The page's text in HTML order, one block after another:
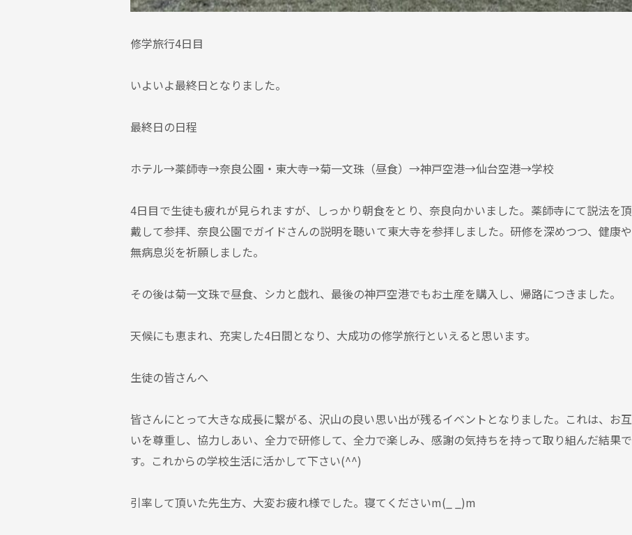
修学旅行4日目
いよいよ最終日となりました。
最終日の日程
ホテル→薬師寺→奈良公園・東大寺→菊一文珠（昼食）→神戸空港→仙台空港→学校
4日目で生徒も疲れが見られますが、しっかり朝食をとり、奈良向かいました。薬師寺にて説法を頂
戴して参拝、奈良公園でガイドさんの説明を聴いて東大寺を参拝しました。研修を深めつつ、健康や
無病息災を祈願しました。
その後は菊一文珠で昼食、シカと戯れ、最後の神戸空港でもお土産を購入し、帰路につきました。
天候にも恵まれ、充実した4日間となり、大成功の修学旅行といえると思います。
生徒の皆さんへ
皆さんにとって大きな成長に繋がる、沢山の良い思い出が残るイベントとなりました。これは、お互
いを尊重し、協力しあい、全力で研修して、全力で楽しみ、感謝の気持ちを持って取り組んだ結果で
す。これからの学校生活に活かして下さい(^^)
引率して頂いた先生方、大変お疲れ様でした。寝てくださいm(_ _)m